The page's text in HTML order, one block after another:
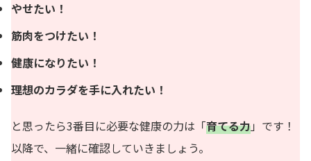
やせたい！
筋肉をつけたい！
健康になりたい！
理想のカラダを手に入れたい！
と思ったら3番目に必要な健康の力は「育てる力」です！
以降で、一緒に確認していきましょう。